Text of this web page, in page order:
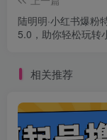
陆明明·小红书爆粉
5.0，助你轻松玩转
相关推荐